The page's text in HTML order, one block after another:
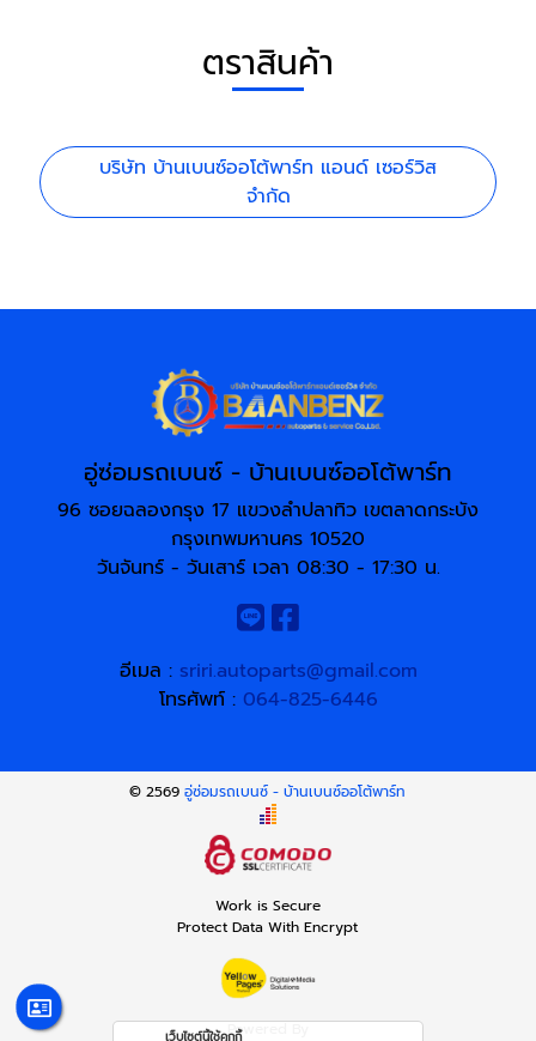
ตราสินค้า
บริษัท บ้านเบนซ์ออโต้พาร์ท แอนด์ เซอร์วิส
จำกัด
อู่ซ่อมรถเบนซ์ - บ้านเบนซ์ออโต้พาร์ท
96 ซอยฉลองกรุง 17 แขวงลำปลาทิว เขตลาดกระบัง
กรุงเทพมหานคร 10520
วันจันทร์ - วันเสาร์ เวลา 08:30 - 17:30 น.
อีเมล : sriri.autoparts@gmail.com
โทรศัพท์ : 064-825-6446
© 2569อู่ซ่อมรถเบนซ์ - บ้านเบนซ์ออโต้พาร์ท
Work is Secure
Protect Data With Encrypt
Powered By
เว็บไซต์นี้ใช้คุกกี้